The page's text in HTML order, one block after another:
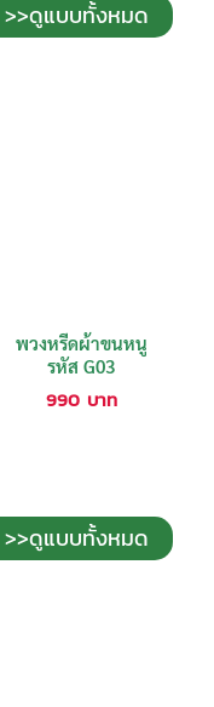
>>ดูแบบทั้งหมด
พวงหรีดผ้าขนหนู
รหัส G03
990 บาท
>>ดูแบบทั้งหมด